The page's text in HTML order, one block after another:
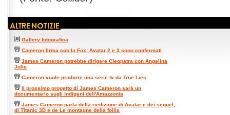
Gallery fotografica
Cameron firma con la Fox: Avatar 2 e 3 sono confermati
James Cameron potrebbe dirigere Cleopatra con Angelina
Jolie
Cameron vuole produrre una serie tv da True Lies
Il prossimo progetto di James Cameron sarà un
documentario sugli indigeni dell'Amazzonia
James Cameron parla della riedizione di Avatar e dei sequel,
di Titanic 3D e de Le montagne della follia